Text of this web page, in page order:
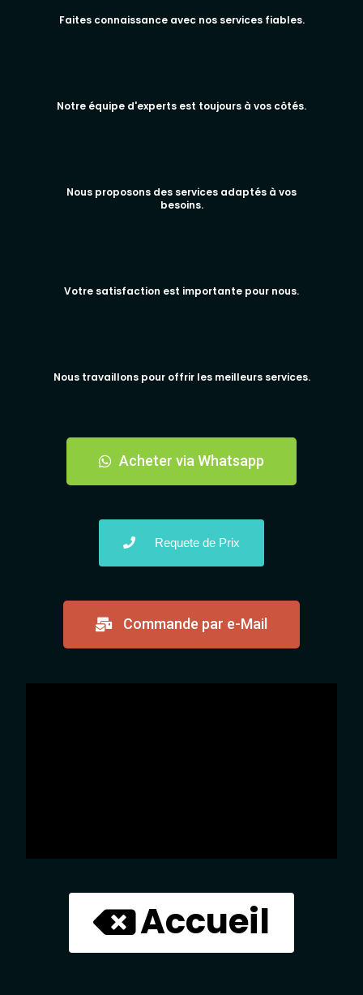
Faites connaissance avec nos services fiables.
Notre équipe d'experts est toujours à vos côtés.
Nous proposons des services adaptés à vos
besoins.
Votre satisfaction est importante pour nous.
Nous travaillons pour offrir les meilleurs services.
Acheter via Whatsapp
Requete de Prix
Commande par e-Mail
Accueil